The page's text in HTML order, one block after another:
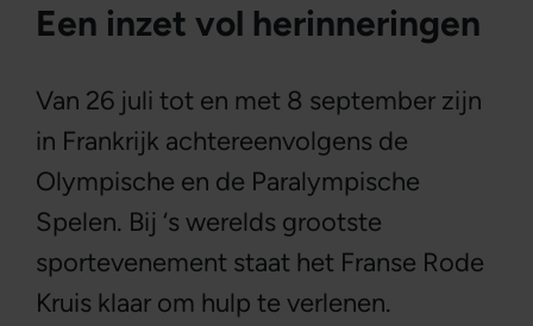
Een inzet vol herinneringen
Van 26 juli tot en met 8 september zijn
in Frankrijk achtereenvolgens de
Olympische en de Paralympische
Spelen. Bij ‘s werelds grootste
sportevenement staat het Franse Rode
Kruis klaar om hulp te verlenen.